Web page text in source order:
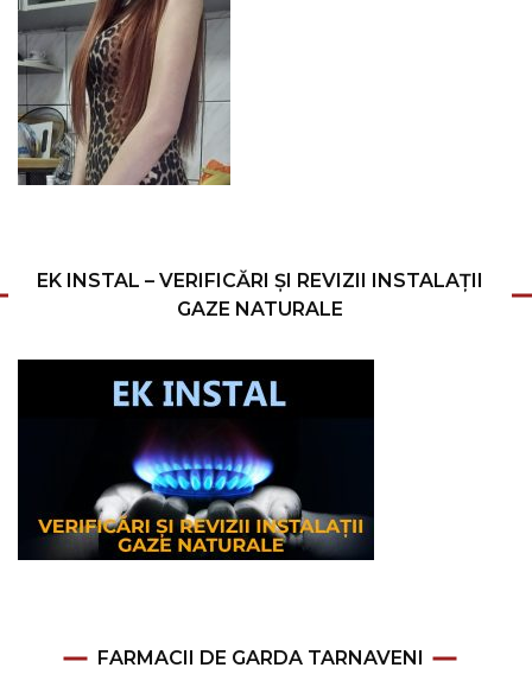
EK INSTAL – VERIFICĂRI ȘI REVIZII INSTALAȚII
GAZE NATURALE
FARMACII DE GARDA TARNAVENI